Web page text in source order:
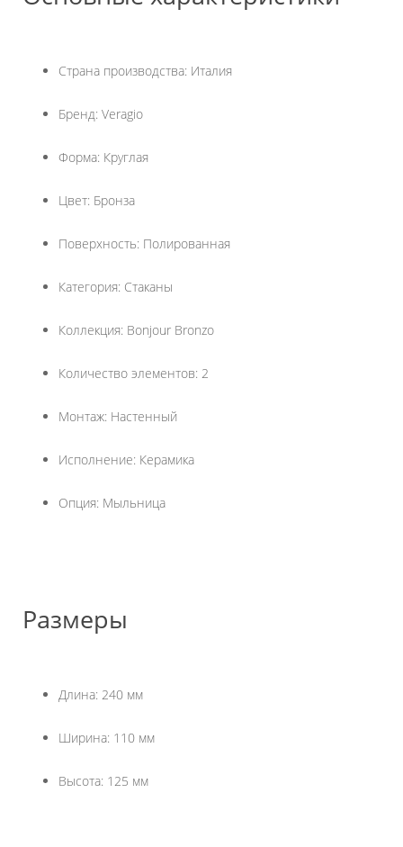
Страна производства: Италия
Бренд: Veragio
Форма: Круглая
Цвет: Бронза
Поверхность: Полированная
Категория: Стаканы
Коллекция: Bonjour Bronzo
Количество элементов: 2
Монтаж: Настенный
Исполнение: Керамика
Опция: Мыльница
Размеры
Длина: 240 мм
Ширина: 110 мм
Высота: 125 мм